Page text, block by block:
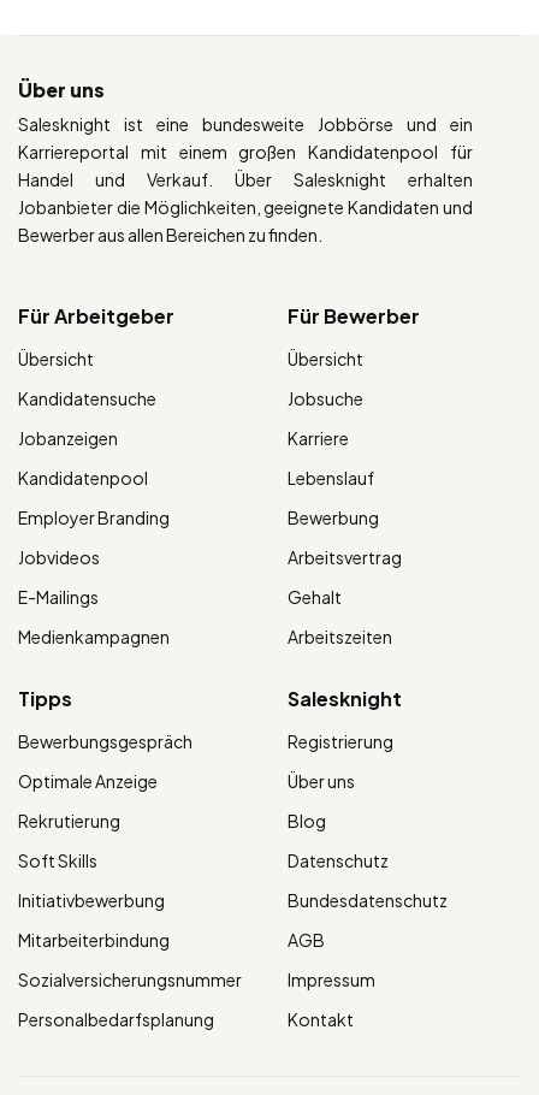
Über uns
Salesknight ist eine bundesweite Jobbörse und ein
Karriereportal mit einem großen Kandidatenpool für
Handel und Verkauf. Über Salesknight erhalten
Jobanbieter die Möglichkeiten, geeignete Kandidaten und
Bewerber aus allen Bereichen zu finden.
Für Arbeitgeber
Übersicht
Kandidatensuche
Jobanzeigen
Kandidatenpool
Employer Branding
Jobvideos
E-Mailings
Medienkampagnen
Für Bewerber
Übersicht
Jobsuche
Karriere
Lebenslauf
Bewerbung
Arbeitsvertrag
Gehalt
Arbeitszeiten
Tipps
Bewerbungsgespräch
Optimale Anzeige
Rekrutierung
Soft Skills
Initiativbewerbung
Mitarbeiterbindung
Sozialversicherungsnummer
Personalbedarfsplanung
Salesknight
Registrierung
Über uns
Blog
Datenschutz
Bundesdatenschutz
AGB
Impressum
Kontakt